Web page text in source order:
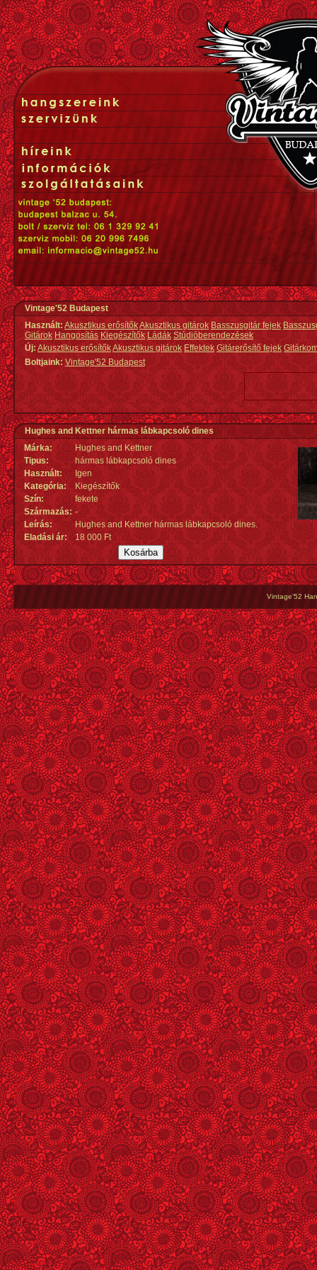
Vintage'52 Budapest
Használt: Akusztikus erősítőkAkusztikus gitárok Basszusgitár fejek
Gitárok Hangosítás Kiegészítők Ládák Stúdióberendezések
Új:Akusztikus erősítőkAkusztikus gitárok Effektek Gitárerősítő fejek
Boltjaink: Vintage'52 Budapest
Hughes and Kettner hármas lábkapcsoló dines
Márka:
Hughes and Kettner
Tipus:
hármas lábkapcsoló dines
Használt:
Igen
Kategória:
Kiegészítők
Szín:
fekete
Származás: -
Leírás:
Hughes and Kettner hármas lábkapcsoló dines.
Eladási ár:
18 000 Ft
Vintage'52